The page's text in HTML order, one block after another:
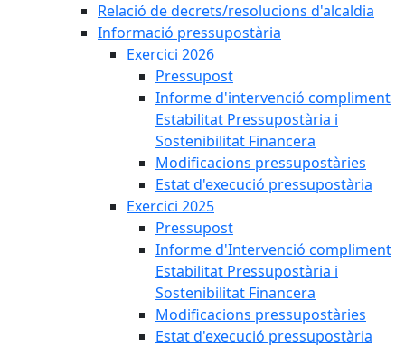
Relació de decrets/resolucions d'alcaldia
Informació pressupostària
Exercici 2026
Pressupost
Informe d'intervenció compliment
Estabilitat Pressupostària i
Sostenibilitat Financera
Modificacions pressupostàries
Estat d'execució pressupostària
Exercici 2025
Pressupost
Informe d'Intervenció compliment
Estabilitat Pressupostària i
Sostenibilitat Financera
Modificacions pressupostàries
Estat d'execució pressupostària